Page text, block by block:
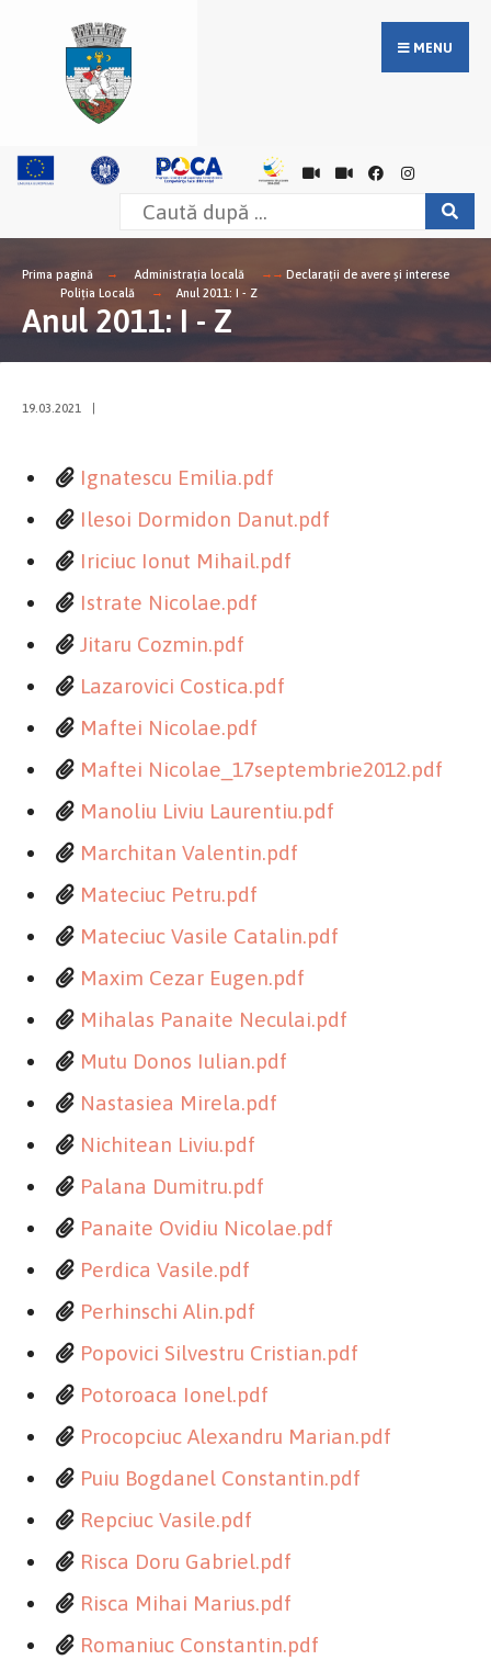
MENU
Prima pagină Administrația locală
Declarații de avere și interese
Poliția Locală
Anul 2011: I - Z
Anul 2011: I - Z
19.03.2021
Ignatescu Emilia.pdf
Ilesoi Dormidon Danut.pdf
Iriciuc Ionut Mihail.pdf
Istrate Nicolae.pdf
Jitaru Cozmin.pdf
Lazarovici Costica.pdf
Maftei Nicolae.pdf
Maftei Nicolae_17septembrie2012.pdf
Manoliu Liviu Laurentiu.pdf
Marchitan Valentin.pdf
Mateciuc Petru.pdf
Mateciuc Vasile Catalin.pdf
Maxim Cezar Eugen.pdf
Mihalas Panaite Neculai.pdf
Mutu Donos Iulian.pdf
Nastasiea Mirela.pdf
Nichitean Liviu.pdf
Palana Dumitru.pdf
Panaite Ovidiu Nicolae.pdf
Perdica Vasile.pdf
Perhinschi Alin.pdf
Popovici Silvestru Cristian.pdf
Potoroaca Ionel.pdf
Procopciuc Alexandru Marian.pdf
Puiu Bogdanel Constantin.pdf
Repciuc Vasile.pdf
Risca Doru Gabriel.pdf
Risca Mihai Marius.pdf
Romaniuc Constantin.pdf